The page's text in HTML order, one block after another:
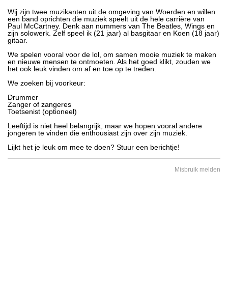
Wij zijn twee muzikanten uit de omgeving van Woerden en willen
een band oprichten die muziek speelt uit de hele carrière van
Paul McCartney. Denk aan nummers van The Beatles, Wings en
zijn solowerk. Zelf speel ik (21 jaar) al basgitaar en Koen (18 jaar)
gitaar.
We spelen vooral voor de lol, om samen mooie muziek te maken
en nieuwe mensen te ontmoeten. Als het goed klikt, zouden we
het ook leuk vinden om af en toe op te treden.
We zoeken bij voorkeur:
Drummer
Zanger of zangeres
Toetsenist (optioneel)
Leeftijd is niet heel belangrijk, maar we hopen vooral andere
jongeren te vinden die enthousiast zijn over zijn muziek.
Lijkt het je leuk om mee te doen? Stuur een berichtje!
Misbruik melden